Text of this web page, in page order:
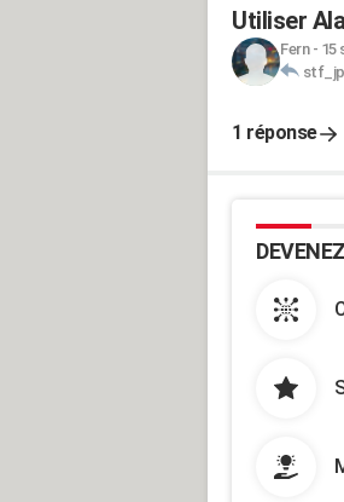
Utiliser
Fern- 15
1 réponse